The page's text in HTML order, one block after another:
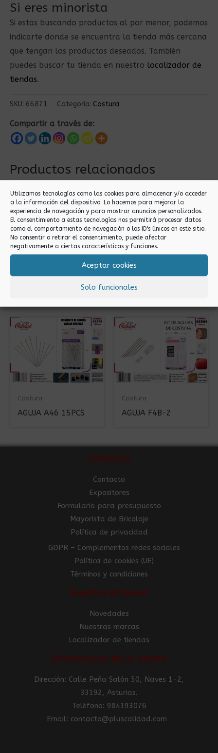
Utilizamos tecnologías como las cookies para almacenar y/o acceder
a la información del dispositivo. Lo hacemos para mejorar la
experiencia de navegación y para mostrar anuncios personalizados.
El consentimiento a estas tecnologías nos permitirá procesar datos
como el comportamiento de navegación o los ID's únicos en este sitio.
No consentir o retirar el consentimiento, puede afectar
negativamente a ciertas características y funciones.
Aceptar cookies
Solo funcionales
Si eres minorista
Si estas buscando productos al por menor, podemos
indicarte donde se encuentra la tienda más cercana
que tengan los productos deseados. También
puedes buscar tu tienda en nuestro localizador de
tiendas.
SKU: 66871 Categoría: Costura
Compartir a través de:
Productos relacionados
Costura
AGUJA A50 10PCS
Costura
AGUJA A46 15PCS
Costura
AGUJA F4B-2
Contacto
Contacto
Expositores
Formulario para presupuesto
Mayorista de Bricolaje
Política de privacidad
GDPR – Complementos redes sociales
Política de cookies (UE)
Términos y condiciones
Nuestra empresa
Novedades
Nuestras marcas
Localizador de tiendas
Información de la tienda
Dirección: Calle Peña Salón 50, Naves 1-2,
33192, Asturias.
Teléfono: 984193076
Email: contacto@pluscalidad.com